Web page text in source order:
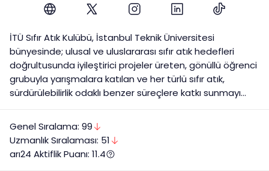
İTÜ Sıfır Atık Kulübü, İstanbul Teknik Üniversitesi
bünyesinde; ulusal ve uluslararası sıfır atık hedefleri
doğrultusunda iyileştirici projeler üreten, gönüllü öğrenci
grubuyla yarışmalara katılan ve her türlü sıfır atık,
sürdürülebilirlik odaklı benzer süreçlere katkı sunmayı
aynı zamanda topluma sıfır atık bilincini aşılamak adına
hem keyifli hem öğretici etkinlikler düzenler.
Genel Sıralama: 99
UzmanlıkSıralaması: 51
arı24 Aktiflik Puanı: 11.4